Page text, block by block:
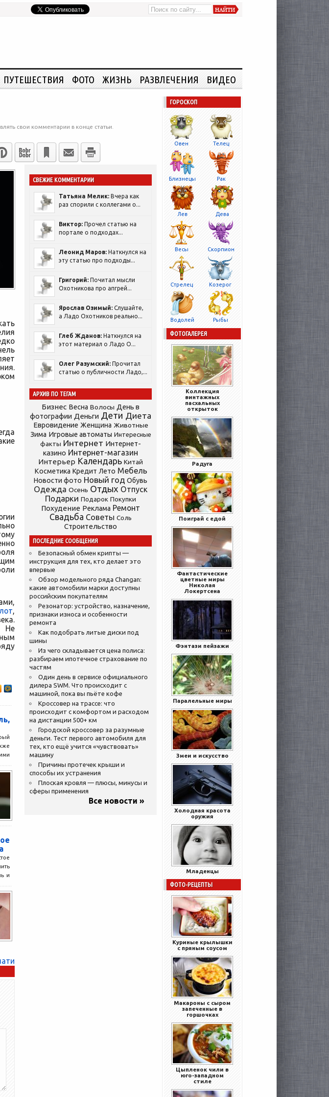
ПУТЕШЕСТВИЯ ФОТО ЖИЗНЬ РАЗВЛЕЧЕНИЯ ВИДЕО
свои комментарии в конце статьи.
,
Не
и
СВЕЖИЕ КОММЕНТАРИИ
Татьяна Мелик: Вчера как
раз спорили с коллегами о...
Виктор: Прочел статью на
портале о подходах...
Леонид Маров: Наткнулся на
эту статью про подходы...
Григорий: Почитал мысли
Охотникова про апгрей...
Ярослав Озимый: Слушайте,
а Ладо Охотников реально...
Глеб Жданов: Наткнулся на
этот материал о Ладо О...
Олег Разумский: Прочитал
статью о публичности Ладо,...
АРХИВ ПО ТЕГАМ
Бизнес Весна Волосы День в
фотографии Деньги Дети Диета
Евровидение Женщина Животные
Зима Игровые автоматы Интересные
факты Интернет Интернет-
казино Интернет-магазин
Интерьер Календарь Китай
Косметика Кредит Лето Мебель
Новости фото Новый год Обувь
Одежда Осень Отдых Отпуск
Подарки Подарок Покупки
Похудение Реклама Ремонт
Свадьба Советы Соль
Строительство
ПОСЛЕДНИЕ СООБЩЕНИЯ
Безопасный обмен крипты —
инструкция для тех, кто делает это
впервые
Обзор модельного ряда Changan:
какие автомобили марки доступны
российским покупателям
Резонатор: устройство, назначение,
признаки износа и особенности
ремонта
Как подобрать литые диски под
шины
Из чего складывается цена полиса:
разбираем ипотечное страхование по
частям
Один день в сервисе официального
дилера SWM. Что происходит с
машиной, пока вы пьёте кофе
Кроссовер на трассе: что
происходит с комфортом и расходом
на дистанции 500+ км
Городской кроссовер за разумные
деньги. Тест первого автомобиля для
тех, кто ещё учится «чувствовать»
машину
Причины протечек крыши и
способы их устранения
Плоская кровля — плюсы, минусы и
сферы применения
Все новости »
ГОРОСКОП
Овен Телец
Близнецы Рак
Лев Дева
Весы Скорпион
Стрелец Козерог
Водолей Рыбы
ФОТОГАЛЕРЕЯ
Коллекция
винтажных
пасхальных
открыток
Радуга
Поиграй с едой
Фантастические
цветные миры
Николая
Локертсена
Фэнтази пейзажи
Паралельные миры
Змеи и искусство
Холодная красота
оружия
Младенцы
ФОТО-РЕЦЕПТЫ
Куриные крылышки
с пряным соусом
Макароны с сыром
запеченные в
горшочках
Цыпленок чили в
юго-западном
стиле